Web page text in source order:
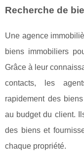
Recherche de
Une agence
biens immobiliers
Grâce à leur
contacts, les
rapidement des
au budget du client.
des biens et
chaque propriété.